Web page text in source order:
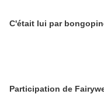
C'était lui par
Participation de